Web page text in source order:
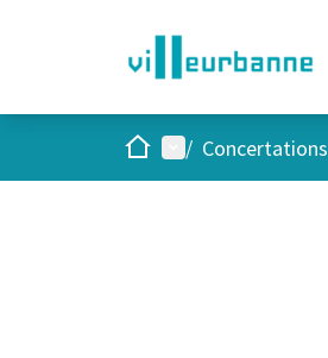
AccueilMenu principal
/ Concertations